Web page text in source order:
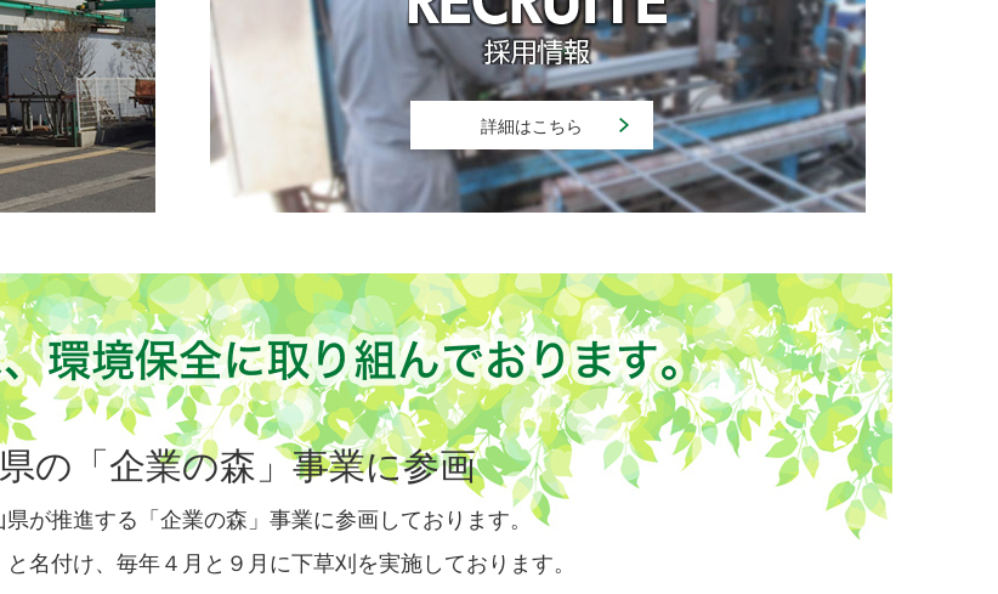
詳細はこちら
の「企業の森」事業に参画
が推進する「企業の森」事業に参画しております。
と名付け、毎年４月と９月に下草刈を実施しております。